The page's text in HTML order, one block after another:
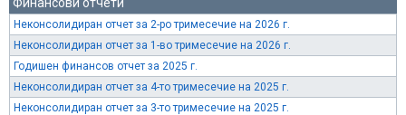
Неконсолидиран отчет за 2-ро тримесечие на 2026 г.
Неконсолидиран отчет за 1-во тримесечие на 2026 г.
Годишен финансов отчет за 2025 г.
Неконсолидиран отчет за 4-то тримесечие на 2025 г.
Неконсолидиран отчет за 3-то тримесечие на 2025 г.